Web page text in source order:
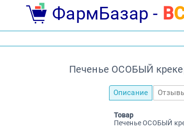
ФармБазар - В
Печенье ОСОБЫЙ
Описание
Товар
Печенье ОСОБЫЙ